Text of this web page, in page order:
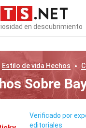
en descubrimiento
Estilo de vida Hechos
Sobre
Verificado por
editoriales